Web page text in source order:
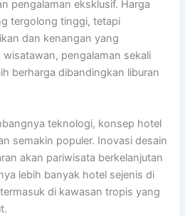
pengalaman eksklusif. Harga
tergolong tinggi, tetapi
dan kenangan yang
pengalaman sekali
berharga dibandingkan liburan
teknologi, konsep hotel
semakin populer. Inovasi desain
akan pariwisata berkelanjutan
lebih banyak hotel sejenis di
di kawasan tropis yang